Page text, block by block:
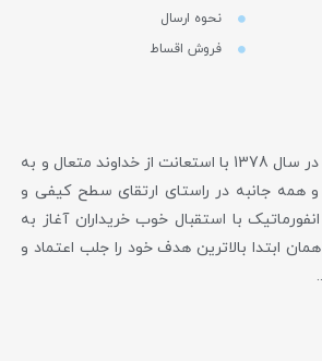
نحوه ارسال
فروش اقساط
فروشگاه کامپیوتر مرکزی در سال 1378 با استعانت از خداوند متعال و به
و همه جانبه در راستای ارتقای سطح کیفی و
با استقبال خوب خریداران آغاز به
ابتدا بالاترین هدف خود را جلب اعتماد و